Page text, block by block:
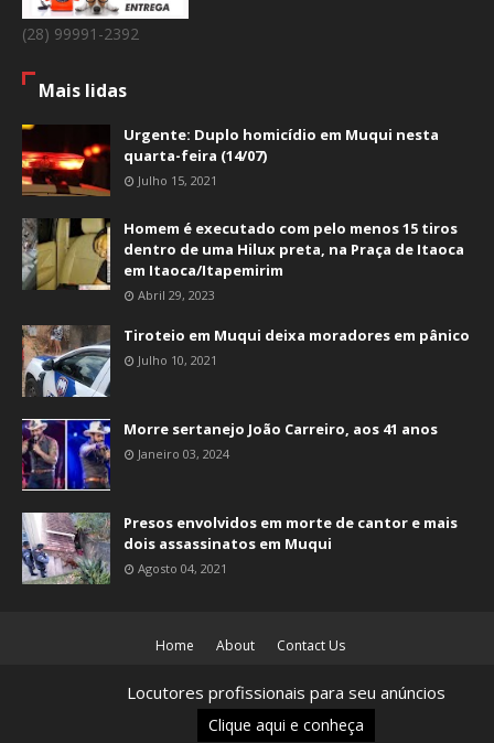
(28) 99991-2392
Mais lidas
Urgente: Duplo homicídio em Muqui nesta
quarta-feira (14/07)
Julho 15, 2021
Homem é executado com pelo menos 15 tiros
dentro de uma Hilux preta, na Praça de Itaoca
em Itaoca/Itapemirim
Abril 29, 2023
Tiroteio em Muqui deixa moradores em pânico
Julho 10, 2021
Morre sertanejo João Carreiro, aos 41 anos
Janeiro 03, 2024
Presos envolvidos em morte de cantor e mais
dois assassinatos em Muqui
Agosto 04, 2021
Home About Contact Us
Crafted with byTemplatesYard| Distributed by Gooyaabi
Templates
Locutores profissionais para seu anúncios
Clique aqui e conheça